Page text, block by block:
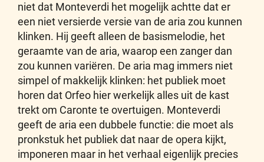
niet dat Monteverdi het mogelijk achtte dat er
een niet versierde versie van de aria zou kunnen
klinken. Hij geeft alleen de basismelodie, het
geraamte van de aria, waarop een zanger dan
zou kunnen variëren. De aria mag immers niet
simpel of makkelijk klinken: het publiek moet
horen dat Orfeo hier werkelijk alles uit de kast
trekt om Caronte te overtuigen. Monteverdi
geeft de aria een dubbele functie: die moet als
pronkstuk het publiek dat naar de opera kijkt,
imponeren maar in het verhaal eigenlijk precies